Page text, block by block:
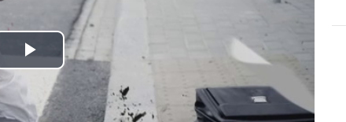
Odtwórz
wideo